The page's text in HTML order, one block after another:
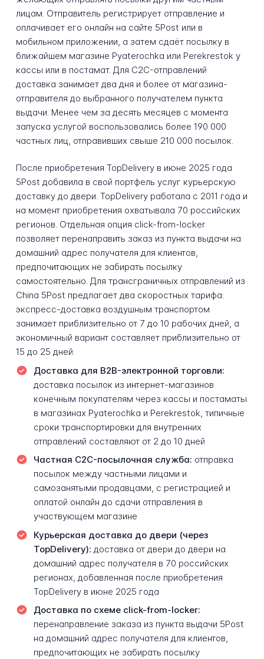
лицам. Отправитель регистрирует отправление и
оплачивает его онлайн на сайте 5Post или в
мобильном приложении, а затем сдаёт посылку в
ближайшем магазине Pyaterochka или Perekrestok у
кассы или в постамат. Для C2C-отправлений
доставка занимает два дня и более от магазина-
отправителя до выбранного получателем пункта
выдачи. Менее чем за десять месяцев с момента
запуска услугой воспользовались более 190 000
частных лиц, отправивших свыше 210 000 посылок.
После приобретения TopDelivery в июне 2025 года
5Post добавила в свой портфель услуг курьерскую
доставку до двери. TopDelivery работала с 2011 года и
на момент приобретения охватывала 70 российских
регионов. Отдельная опция click-from-locker
позволяет перенаправить заказ из пункта выдачи на
домашний адрес получателя для клиентов,
предпочитающих не забирать посылку
самостоятельно. Для трансграничных отправлений из
China 5Post предлагает два скоростных тарифа:
экспресс-доставка воздушным транспортом
занимает приблизительно от 7 до 10 рабочих дней, а
экономичный вариант составляет приблизительно от
15 до 25 дней.
Доставка для B2B-электронной торговли:
доставка посылок из интернет-магазинов
конечным покупателям через кассы и постаматы
в магазинах Pyaterochka и Perekrestok, типичные
сроки транспортировки для внутренних
отправлений составляют от 2 до 10 дней
Частная C2C-посылочная служба: отправка
посылок между частными лицами и
самозанятыми продавцами, с регистрацией и
оплатой онлайн до сдачи отправления в
участвующем магазине
Курьерская доставка до двери (через
TopDelivery): доставка от двери до двери на
домашний адрес получателя в 70 российских
регионах, добавленная после приобретения
TopDelivery в июне 2025 года
Доставка по схеме click-from-locker:
перенаправление заказа из пункта выдачи 5Post
на домашний адрес получателя для клиентов,
предпочитающих не забирать посылку